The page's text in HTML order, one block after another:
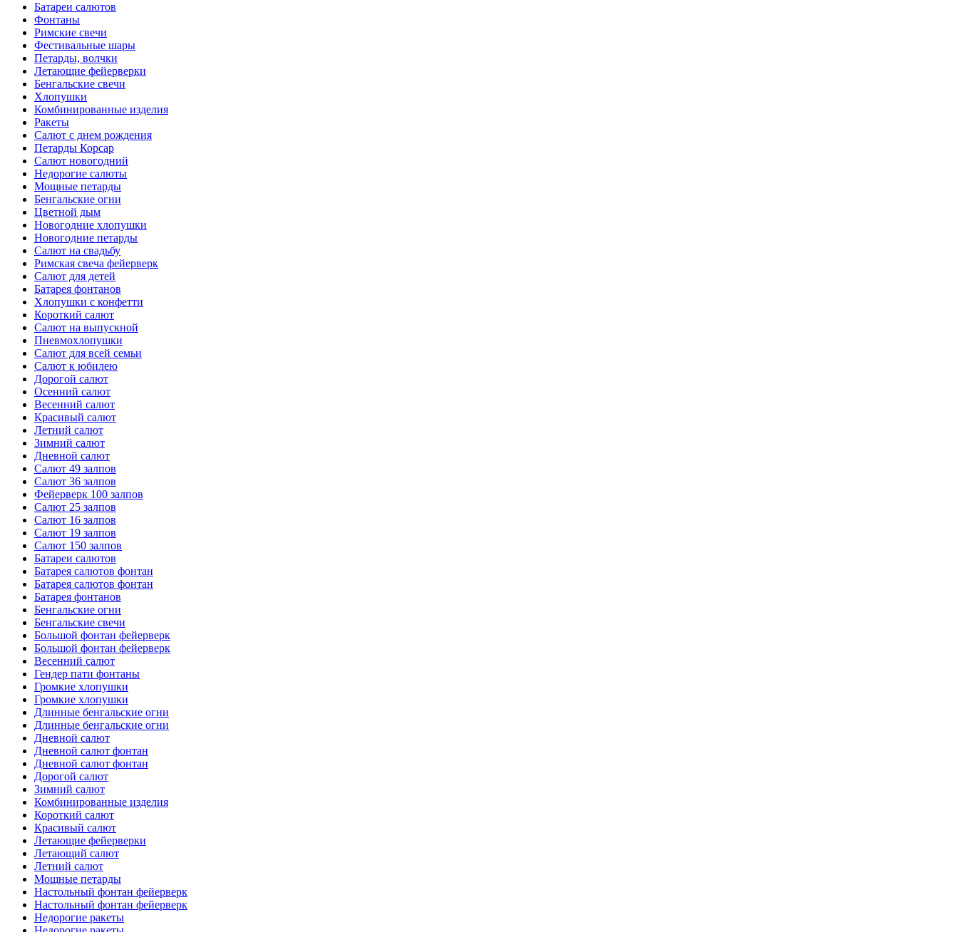
Батареи салютов
Фонтаны
Римские свечи
Фестивальные шары
Петарды, волчки
Летающие фейерверки
Бенгальские свечи
Хлопушки
Комбинированные изделия
Ракеты
Салют с днем рождения
Петарды Корсар
Салют новогодний
Недорогие салюты
Мощные петарды
Бенгальские огни
Цветной дым
Новогодние хлопушки
Новогодние петарды
Салют на свадьбу
Римская свеча фейерверк
Салют для детей
Батарея фонтанов
Хлопушки с конфетти
Короткий салют
Салют на выпускной
Пневмохлопушки
Салют для всей семьи
Салют к юбилею
Дорогой салют
Осенний салют
Весенний салют
Красивый салют
Летний салют
Зимний салют
Дневной салют
Салют 49 залпов
Салют 36 залпов
Фейерверк 100 залпов
Салют 25 залпов
Салют 16 залпов
Салют 19 залпов
Салют 150 залпов
Батареи салютов
Батарея салютов фонтан
Батарея салютов фонтан
Батарея фонтанов
Бенгальские огни
Бенгальские свечи
Большой фонтан фейерверк
Большой фонтан фейерверк
Весенний салют
Гендер пати фонтаны
Громкие хлопушки
Громкие хлопушки
Длинные бенгальские огни
Длинные бенгальские огни
Дневной салют
Дневной салют фонтан
Дневной салют фонтан
Дорогой салют
Зимний салют
Комбинированные изделия
Короткий салют
Красивый салют
Летающие фейерверки
Летающий салют
Летний салют
Мощные петарды
Настольный фонтан фейерверк
Настольный фонтан фейерверк
Недорогие ракеты